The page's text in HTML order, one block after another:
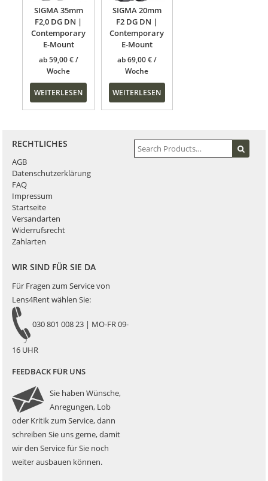
SIGMA 35mm
F2,0 DG DN |
Contemporary
E-Mount
ab59,00€
WEITERLESEN
SIGMA 20mm
F2 DG DN |
Contemporary
E-Mount
ab69,00€
WEITERLESEN
RECHTLICHES
AGB
Datenschutzerklärung
FAQ
Impressum
Startseite
Versandarten
Widerrufsrecht
Zahlarten
WIR SIND FÜR SIE DA
Für Fragen zum Service von
Lens4Rent wählen Sie:
030 801 008 23 | MO-FR 09-
16 UHR
FEEDBACK FÜR UNS
Sie haben Wünsche,
Anregungen, Lob
oder Kritik zum Service, dann
schreiben Sie uns gerne, damit
wir den Service für Sie noch
weiter ausbauen können.